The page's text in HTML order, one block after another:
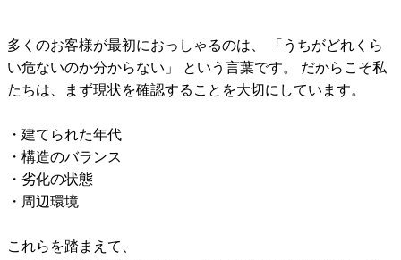
多くのお客様が最初におっしゃるのは、 「うちがどれくら
い危ないのか分からない」 という言葉です。 だからこそ私
たちは、まず現状を確認することを大切にしています。
・建てられた年代
・構造のバランス
・劣化の状態
・周辺環境
これらを踏まえて、